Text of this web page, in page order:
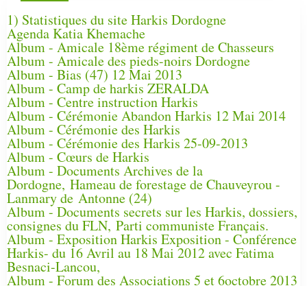
1) Statistiques du site Harkis Dordogne
Agenda Katia Khemache
Album - Amicale 18ème régiment de Chasseurs
Album - Amicale des pieds-noirs Dordogne
Album - Bias (47) 12 Mai 2013
Album - Camp de harkis ZERALDA
Album - Centre instruction Harkis
Album - Cérémonie Abandon Harkis 12 Mai 2014
Album - Cérémonie des Harkis
Album - Cérémonie des Harkis 25-09-2013
Album - Cœurs de Harkis
Album - Documents Archives de la
Dordogne, Hameau de forestage de Chauveyrou -
Lanmary de Antonne (24)
Album - Documents secrets sur les Harkis, dossiers,
consignes du FLN, Parti communiste Français.
Album - Exposition Harkis Exposition - Conférence
Harkis- du 16 Avril au 18 Mai 2012 avec Fatima
Besnaci-Lancou,
Album - Forum des Associations 5 et 6octobre 2013